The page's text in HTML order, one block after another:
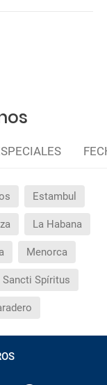
Estambul
La Habana
Menorca
Sancti Spíritus